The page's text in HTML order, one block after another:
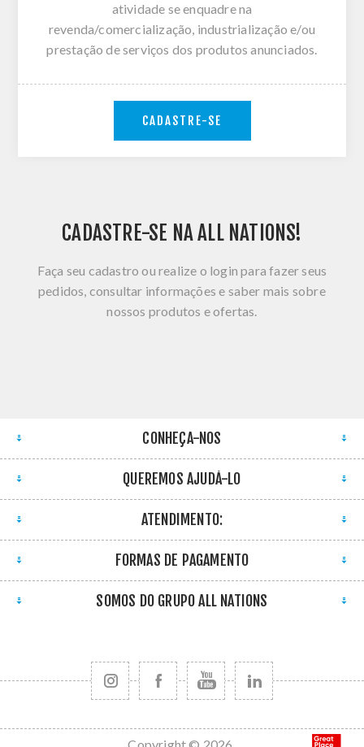
atividade se enquadre na
revenda/comercialização, industrialização e/ou
prestação de serviços dos produtos anunciados.
CADASTRE-SE
CADASTRE-SE NA ALL NATIONS!
Faça seu cadastro ou realize o login para fazer seus
pedidos, consultar informações e saber mais sobre
nossos produtos e ofertas.
CONHEÇA-NOS
QUEREMOS AJUDÁ-LO
ATENDIMENTO:
FORMAS DE PAGAMENTO
SOMOS DO GRUPO ALL NATIONS